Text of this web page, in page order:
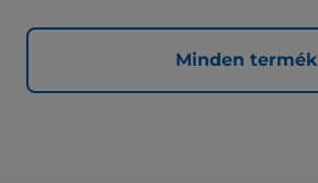
Minden termék